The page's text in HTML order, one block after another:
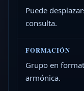
Puede
consulta.
FORMACIÓN
Grupo en
armónica.